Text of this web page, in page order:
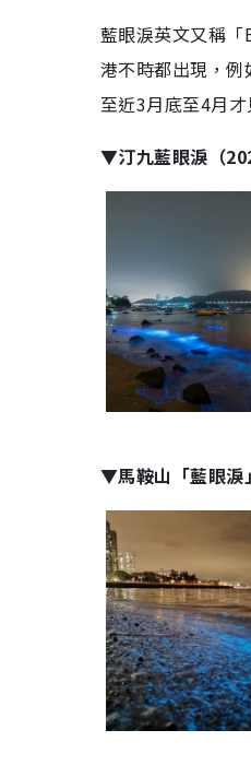
藍眼淚英文又稱
港不時都出現，
至近3月底至4月
▼汀九藍眼淚（
▼馬鞍山「藍眼